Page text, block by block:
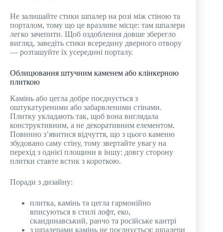
Не залишайте стики шпалер на розі між стіною та
порталом, тому що це вразливе місце: там шпалери
легко зачепити. Щоб оздоблення довше зберегло
вигляд, заведіть стики всередину дверного отвору
— розташуйте їх усередині порталу.
Облицювання штучним каменем або клінкерною
плиткою
Камінь або цегла добре поєднується з
оштукатуреними або забарвленими стінами.
Плитку укладають так, щоб вона виглядала
конструктивним, а не декоративним елементом.
Повинно з’явитися відчуття, що з цього каменю
збудовано саму стіну, тому звертайте увагу на
перехід з однієї площини в іншу: довгу сторону
плитки ставте встик з короткою.
Поради з дизайну:
плитка, камінь та цегла гармонійно
вписуються в стилі лофт, еко,
скандинавський, ранчо та російське кантрі
з шпалерами камінь не поєднується: шпалери